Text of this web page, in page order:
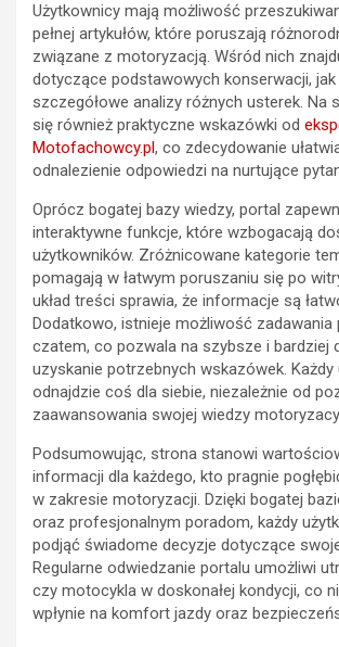
Użytkownicy mają możliwość
pełnej artykułów, które poruszają
związane z motoryzacją. Wśród nich
dotyczące podstawowych konserwacji,
szczegółowe analizy różnych usterek. Na
się również praktyczne wskazówki od
Motofachowcy.pl , co zdecydowanie
odnalezienie odpowiedzi na nurtujące
Oprócz bogatej bazy wiedzy, portal
interaktywne funkcje, które wzbogacają
użytkowników. Zróżnicowane kategorie
pomagają w łatwym poruszaniu się po
układ treści sprawia, że informacje są
Dodatkowo, istnieje możliwość zadawania
czatem, co pozwala na szybsze i bardziej
uzyskanie potrzebnych wskazówek. Każdy
odnajdzie coś dla siebie, niezależnie od
zaawansowania swojej wiedzy
Podsumowując, strona stanowi
informacji dla każdego, kto pragnie
w zakresie motoryzacji. Dzięki bogatej
oraz profesjonalnym poradom, każdy
podjąć świadome decyzje dotyczące
Regularne odwiedzanie portalu umożliwi
czy motocykla w doskonałej kondycji, co
wpłynie na komfort jazdy oraz